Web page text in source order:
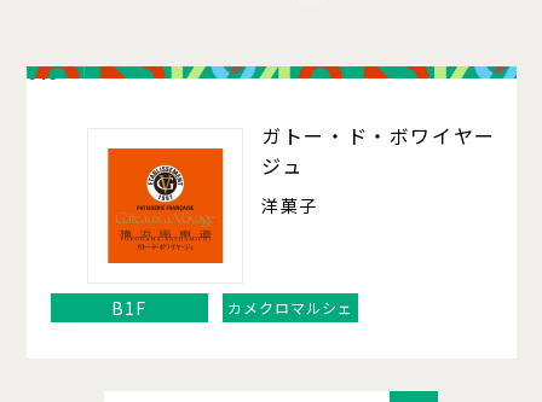
016
ガトー・ド・ボワイヤー
ジュ
洋菓子
B1F カメクロマルシェ